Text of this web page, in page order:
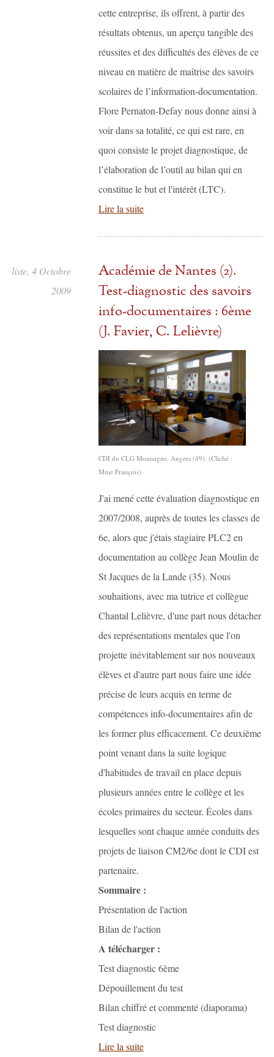
cette entreprise, ils offrent, à partir des
résultats obtenus, un aperçu tangible des
réussites et des difficultés des élèves de ce
niveau en matière de maîtrise des savoirs
scolaires de l’information-documentation.
Flore Pernaton-Defay nous donne ainsi à
voir dans sa totalité, ce qui est rare, en
quoi consiste le projet diagnostique, de
l’élaboration de l’outil au bilan qui en
constitue le but et l'intérêt (LTC).
Lire la suite
4 Octobre
2009
Académie de Nantes (2).
Test-diagnostic des savoirs
info-documentaires : 6ème
(J. Favier, C. Lelièvre)
CDI du CLG Montaigne, Angers (49). (Cliché :
Mme François)
J'ai mené cette évaluation diagnostique en
2007/2008, auprès de toutes les classes de
6e, alors que j'étais stagiaire PLC2 en
documentation au collège Jean Moulin de
St Jacques de la Lande (35). Nous
souhaitions, avec ma tutrice et collègue
Chantal Lelièvre, d'une part nous détacher
des représentations mentales que l'on
projette inévitablement sur nos nouveaux
élèves et d'autre part nous faire une idée
précise de leurs acquis en terme de
compétences info-documentaires afin de
les former plus efficacement. Ce deuxième
point venant dans la suite logique
d'habitudes de travail en place depuis
plusieurs années entre le collège et les
écoles primaires du secteur. Écoles dans
lesquelles sont chaque année conduits des
projets de liaison CM2/6e dont le CDI est
partenaire.
Sommaire :
Présentation de l'action
Bilan de l'action
A télécharger :
Test diagnostic 6ème
Dépouillement du test
Bilan chiffré et commenté (diaporama)
Test diagnostic
Lire la suite